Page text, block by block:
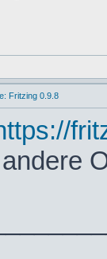
Fritzing 0.9.8